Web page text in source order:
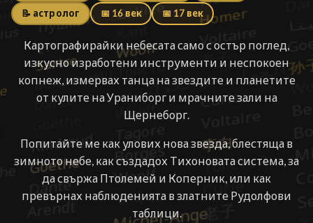
📝 астролог 📅 16 век 📅 17 век
Картографирайки небесата само с остър поглед,
изкусно изработени инструменти и неспокоен
копнеж, измервах танца на звездите и планетите
от кулите на Ураниборг и мрачните зали на
Щернеборг.
Попитайте ме как улових нова звезда, блестяща в
зимното небе, как създадох Тихоновата система, за
да свържа Птолемей и Коперник, или как
превърнах наблюденията в златните Рудолфови
таблици.